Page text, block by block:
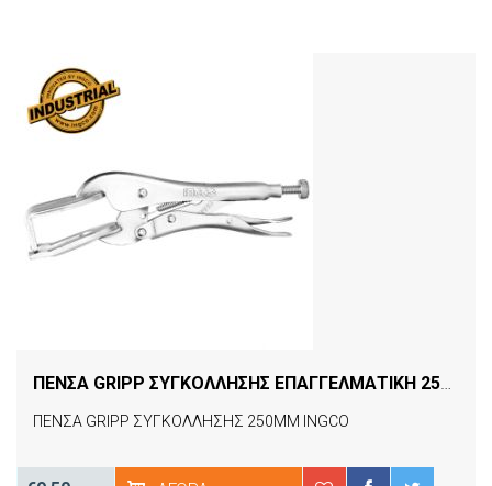
ΠΕΝΣΑ GRIPP ΣΥΓΚΟΛΛΗΣΗΣ 250MM INGCO